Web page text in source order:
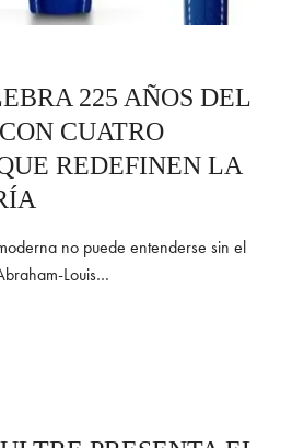
225 AÑOS DEL
CUATRO
REDEFINEN LA
no puede entenderse sin el
Louis…